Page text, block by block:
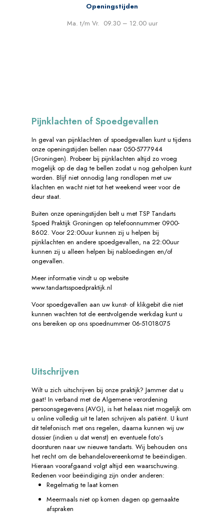
Openingstijden
Ma. t/m Vr. 09.30 – 12.00 uur
Pijnklachten of Spoedgevallen
In geval van pijnklachten of spoedgevallen kunt u tijdens
onze openingstijden bellen naar 050-5777944
(Groningen). Probeer bij pijnklachten altijd zo vroeg
mogelijk op de dag te bellen zodat u nog geholpen kunt
worden. Blijf niet onnodig lang rondlopen met uw
klachten en wacht niet tot het weekend weer voor de
deur staat.
Buiten onze openingstijden belt u met TSP Tandarts
Spoed Praktijk Groningen op telefoonnummer 0900-
8602. Voor 22:00uur kunnen zij u helpen bij
pijnklachten en andere spoedgevallen, na 22:00uur
kunnen zij u alleen helpen bij nabloedingen en/of
ongevallen.
Meer informatie vindt u op website
www.tandartsspoedpraktijk.nl
Voor spoedgevallen aan uw kunst- of klikgebit die niet
kunnen wachten tot de eerstvolgende werkdag kunt u
ons bereiken op ons spoednummer 06-51018075
Uitschrijven
Wilt u zich uitschrijven bij onze praktijk? Jammer dat u
gaat! In verband met de Algemene verordening
persoonsgegevens (AVG), is het helaas niet mogelijk om
u online volledig uit te laten schrijven als patiënt. U kunt
dit telefonisch met ons regelen, daarna kunnen wij uw
dossier (indien u dat wenst) en eventuele foto’s
doorsturen naar uw nieuwe tandarts. Wij behouden ons
het recht om de behandelovereenkomst te beëindigen.
Hieraan voorafgaand volgt altijd een waarschuwing.
Redenen voor beëindiging zijn onder anderen:
Regelmatig te laat komen
Meermaals niet op komen dagen op gemaakte
afspraken